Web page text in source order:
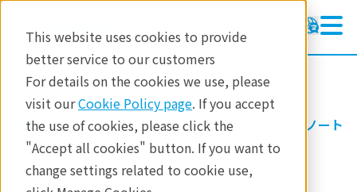
This website uses cookies to provide
better service to our customers
For details on the cookies we use, please
visit ourCookie Policy page. If you accept
the use of cookies, please click the
"Accept all cookies" button. If you want to
change settings related to cookie use,
半導体計測装置
半導体計測装置
製品
アプリケーション
テクノロジーセンター
製品 半導体計測
アプリケーションノート
MEMS